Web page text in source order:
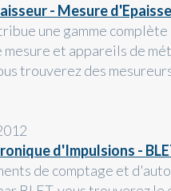
- Mesure
une gamme complète
et appareils de
trouverez des
d'Impulsions -
de comptage et